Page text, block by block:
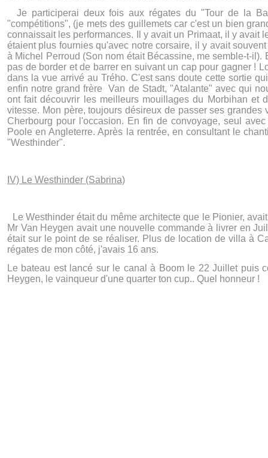
Je participerai deux fois aux régates du "Tour de la
"compétitions", (je mets des guillemets car c'est un bien
connaissait les performances. Il y avait un Primaat, il y avait
étaient plus fournies qu'avec notre corsaire, il y avait
à Michel Perroud (Son nom était Bécassine, me semble-t-
pas de border et de barrer en suivant un cap pour gagner !
dans la vue arrivé au Trého. C'est sans doute cette sortie
enfin notre grand frère Van de Stadt, "Atalante" avec qui
ont fait découvrir les meilleurs mouillages du Morbihan et
vitesse. Mon père, toujours désireux de passer ses
Cherbourg pour l'occasion. En fin de convoyage, seul
Poole en Angleterre. Après la rentrée, en consultant le
"Westhinder".
IV) Le Westhinder (Sabrina)
Le Westhinder était du même architecte que le Pionier,
Mr Van Heygen avait une nouvelle commande à livrer en
était sur le point de se réaliser. Plus de location de villa à
régates de mon côté, j'avais 16 ans.
Le bateau est lancé sur le canal à Boom le 22 Juillet puis
Heygen, le vainqueur d'une quarter ton cup.. Quel honneur !